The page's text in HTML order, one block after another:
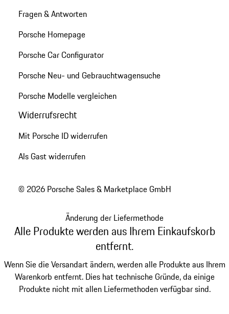
Fragen & Antworten
Porsche Homepage
Porsche Car Configurator
Porsche Neu- und Gebrauchtwagensuche
Porsche Modelle vergleichen
Widerrufsrecht
Mit Porsche ID widerrufen
Als Gast widerrufen
© 2026 Porsche Sales & Marketplace GmbH
Änderung der Liefermethode
Alle Produkte werden aus Ihrem Einkaufskorb
entfernt.
Wenn Sie die Versandart ändern, werden alle Produkte aus Ihrem
Warenkorb entfernt. Dies hat technische Gründe, da einige
Produkte nicht mit allen Liefermethoden verfügbar sind.